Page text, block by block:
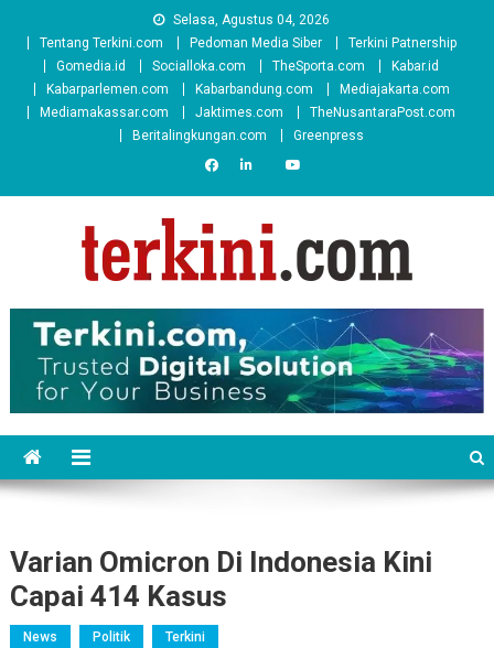
Selasa, Agustus 04, 2026
Tentang Terkini.com
Pedoman Media Siber
Terkini Patnership
Gomedia.id
Socialloka.com TheSporta.com
Kabar.id
Kabarparlemen.com
Kabarbandung.com
Mediajakarta.com
Mediamakassar.com
Jaktimes.com
TheNusantaraPost.com
Beritalingkungan.com
Greenpress
Varian Omicron Di Indonesia Kini
Capai 414 Kasus
News Politik Terkini